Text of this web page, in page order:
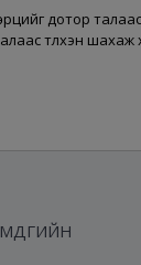
дотор
түлхэн